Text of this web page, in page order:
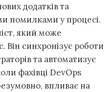
додатків та
помилками у процесі.
який може
Він синхронізує роботи
та автоматизує
фахівці DevOps
впливає на